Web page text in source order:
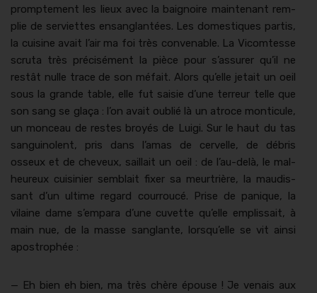
prompte­ment les lieux avec la baig­noire main­tenant rem­
plie de servi­ettes ensanglan­tées. Les domes­tiques par­tis,
la cui­sine avait l’air ma foi très con­ven­able. La Vicomtesse
scru­ta très pré­cisé­ment la pièce pour s’assurer qu’il ne
restât nulle trace de son méfait. Alors qu’elle jetait un oeil
sous la grande table, elle fut saisie d’une ter­reur telle que
son sang se glaça : l’on avait oublié là un atroce mon­tic­ule,
un mon­ceau de restes broyés de Lui­gi. Sur le haut du tas
san­guino­lent, pris dans l’amas de cervelle, de débris
osseux et de cheveux, sail­lait un oeil : de l’au-delà, le mal­
heureux cuisinier sem­blait fix­er sa meur­trière, la maud­is­
sant d’un ultime regard cour­roucé. Prise de panique, la
vilaine dame s’empara d’une cuvette qu’elle emplis­sait, à
main nue, de la masse sanglante, lorsqu’elle se vit ain­si
apostrophée :
— Eh bien eh bien, ma très chère épouse ! Je venais aux